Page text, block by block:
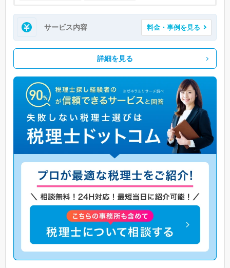
サービス内容 料金・事例を見る
詳細を見る